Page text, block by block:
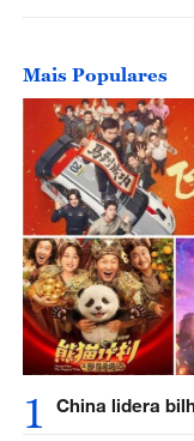
Mais Populares
1 China lidera